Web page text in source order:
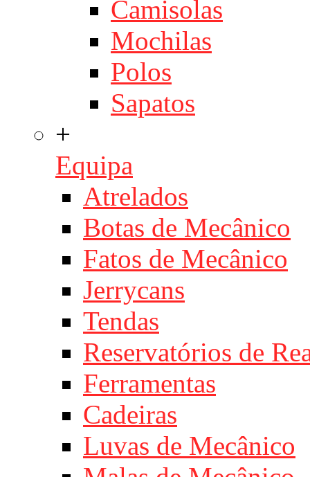
Camisolas
Mochilas
Polos
Sapatos
+
Equipa
Atrelados
Botas de Mecânico
Fatos de Mecânico
Jerrycans
Tendas
Reservatórios de
Ferramentas
Cadeiras
Luvas de Mecânico